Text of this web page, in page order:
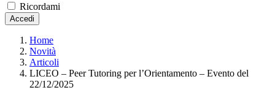
Ricordami
Accedi
Home
Novità
Articoli
LICEO – Peer Tutoring per l’Orientamento – Evento del
22/12/2025